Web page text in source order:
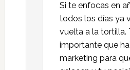
Si te enfocas en
todos los días ya
vuelta a la tortilla.
importante que
marketing para